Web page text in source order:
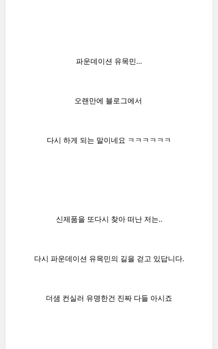
파운데이션 유목민...
오랜만에 블로그에서
다시 하게 되는 말이네요 ㅋㅋㅋㅋㅋㅋ
신제품을 또다시 찾아 떠난 저는..
다시 파운데이션 유목민의 길을 걷고 있답니다.
더샘 컨실러 유명한건 진짜 다들 아시죠